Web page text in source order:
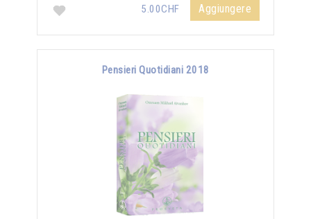
5.00CHF Aggiungere
Pensieri Quotidiani 2018